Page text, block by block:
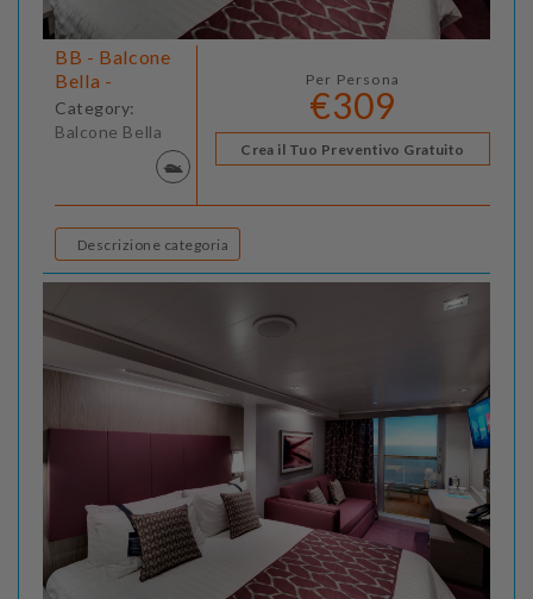
BB - Balcone
Bella -
Category:
Balcone Bella
Per Persona
€309
Crea il Tuo Preventivo Gratuito
Descrizione categoria